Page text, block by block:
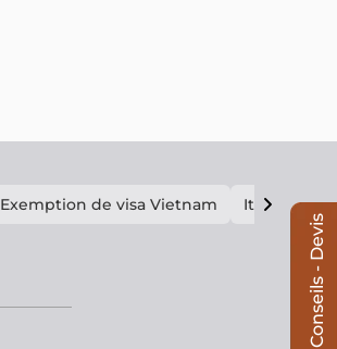
Exemption de visa Vietnam Itinéraire
Conseils - Devis